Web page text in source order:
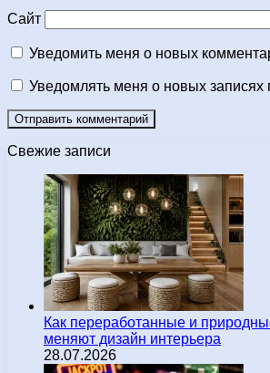
Сайт
Уведомить меня о новых
Уведомлять меня о новых записях
Свежие записи
Как переработанные и
меняют дизайн интерьера
28.07.2026